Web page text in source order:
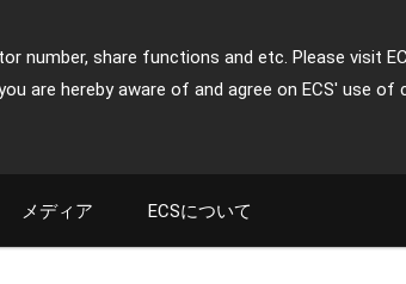
number, share functions and etc. Please visit
are hereby aware of and agree on ECS' use of
メディア ECSについて